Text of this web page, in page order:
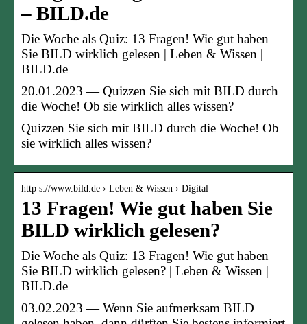
– BILD.de
Die Woche als Quiz: 13 Fragen! Wie gut haben
Sie BILD wirklich gelesen | Leben & Wissen |
BILD.de
20.01.2023 — Quizzen Sie sich mit BILD durch
die Woche! Ob sie wirklich alles wissen?
Quizzen Sie sich mit BILD durch die Woche! Ob
sie wirklich alles wissen?
http s://www.bild.de › Leben & Wissen › Digital
13 Fragen! Wie gut haben Sie
BILD wirklich gelesen?
Die Woche als Quiz: 13 Fragen! Wie gut haben
Sie BILD wirklich gelesen? | Leben & Wissen |
BILD.de
03.02.2023 — Wenn Sie aufmerksam BILD